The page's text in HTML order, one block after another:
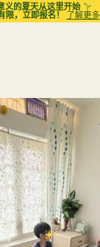
义的夏天从这里开始
限，立即报名！
了解更多